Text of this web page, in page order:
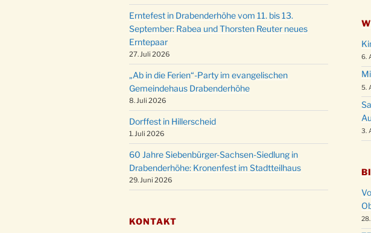
Erntefest in Drabenderhöhe vom 11. bis 13.
September: Rabea und Thorsten Reuter neues
Erntepaar
27. Juli 2026
„Ab in die Ferien“-Party im evangelischen
Gemeindehaus Drabenderhöhe
8. Juli 2026
Dorffest in Hillerscheid
1. Juli 2026
60 Jahre Siebenbürger-Sachsen-Siedlung in
Drabenderhöhe: Kronenfest im Stadtteilhaus
29. Juni 2026
KONTAKT
6.
5.
3.